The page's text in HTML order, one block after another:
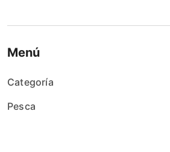
Menú
Categoría
Pesca